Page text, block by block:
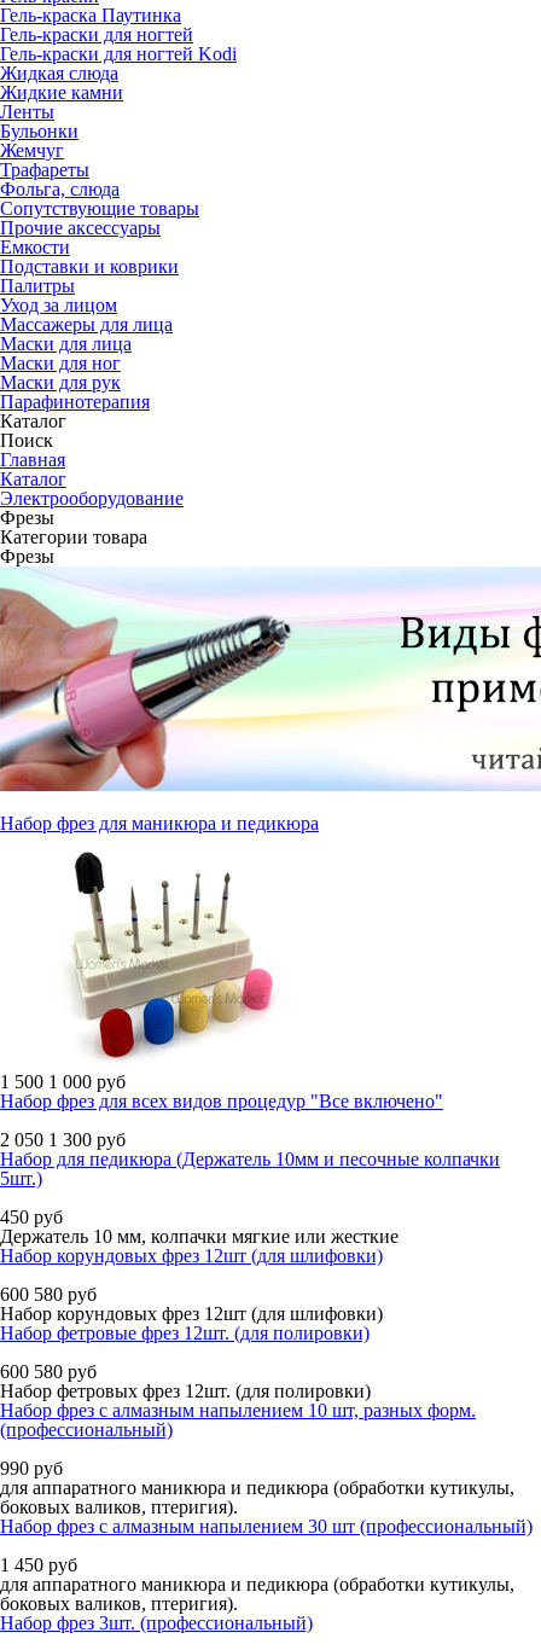
Гель-краска Паутинка
Гель-краски для ногтей
Гель-краски для ногтей Kodi
Жидкая слюда
Жидкие камни
Ленты
Бульонки
Жемчуг
Трафареты
Фольга, слюда
Сопутствующие товары
Прочие аксессуары
Емкости
Подставки и коврики
Палитры
Уход за лицом
Массажеры для лица
Маски для лица
Маски для ног
Маски для рук
Парафино­терапия
Каталог
Поиск
Главная
Каталог
Электро­оборудование
Фрезы
Категории товара
Фрезы
Набор фрез для маникюра и педикюра
1 500 1 000 руб
Набор фрез для всех видов процедур "Все включено"
2 050 1 300 руб
Набор для педикюра (Держатель 10мм и песочные колпачки
5шт.)
450 руб
Держатель 10 мм, колпачки мягкие или жесткие
Набор корундовых фрез 12шт (для шлифовки)
600 580 руб
Набор корундовых фрез 12шт (для шлифовки)
Набор фетровые фрез 12шт. (для полировки)
600 580 руб
Набор фетровых фрез 12шт. (для полировки)
Набор фрез с алмазным напылением 10 шт, разных форм.
(профессиональный)
990 руб
для аппаратного маникюра и педикюра (обработки кутикулы,
боковых валиков, птеригия).
Набор фрез с алмазным напылением 30 шт (профессиональный)
1 450 руб
для аппаратного маникюра и педикюра (обработки кутикулы,
боковых валиков, птеригия).
Набор фрез 3шт. (профессиональный)